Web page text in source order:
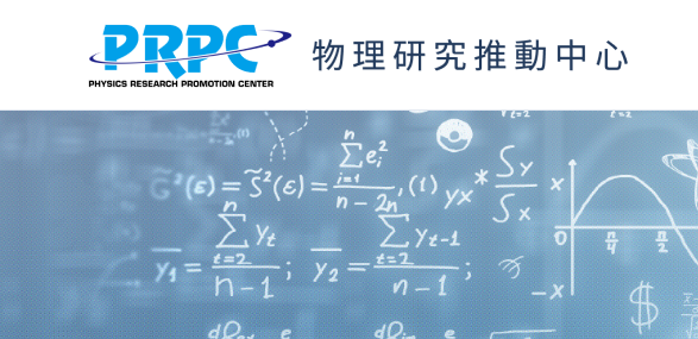
內
容